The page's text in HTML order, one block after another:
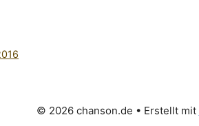
© 2026 chanson.de • Erstellt mit